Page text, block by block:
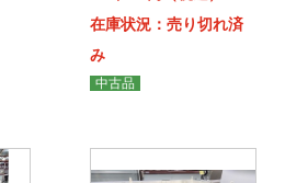
在庫状況：売り切れ済
み
中古品